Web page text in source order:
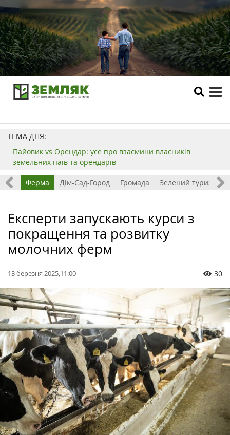
ТЕМА ДНЯ:
Пайовик vs Орендар: усе про взаємини власників
земельних паїв та орендарів
Ферма Дім-Сад-Город Громада Зелений туризм
Експерти запускають курси з
покращення та розвитку
молочних ферм
13 березня 2025,11:00 30